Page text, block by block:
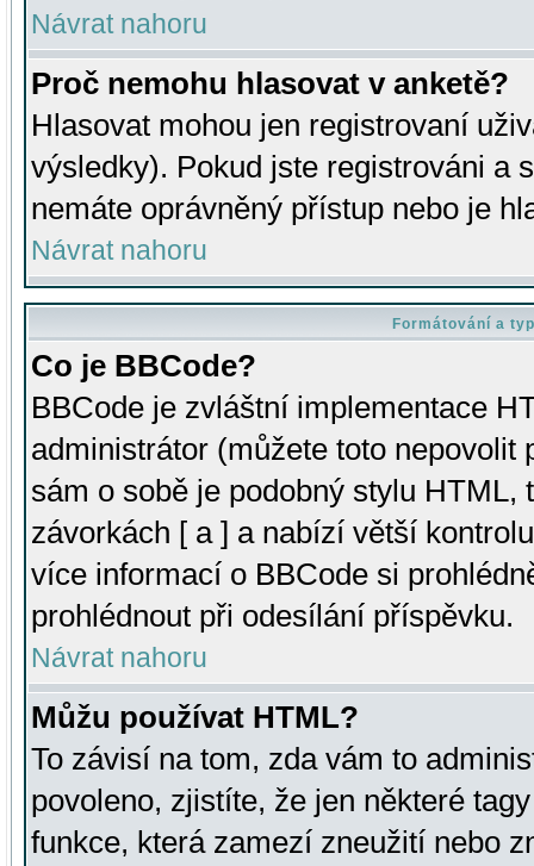
Návrat nahoru
Proč nemohu hlasovat v anketě?
Hlasovat mohou jen registrovaní
výsledky). Pokud jste registrováni a
nemáte oprávněný přístup nebo je
Návrat nahoru
Formátování a
Co je BBCode?
BBCode je zvláštní implementace
administrátor (můžete toto
sám o sobě je podobný stylu HTML,
závorkách [ a ] a nabízí větší
více informací o BBCode si
prohlédnout při odesílání příspěvku.
Návrat nahoru
Můžu používat HTML?
To závisí na tom, zda vám to
povoleno, zjistíte, že jen některé
funkce, která zamezí zneužití nebo